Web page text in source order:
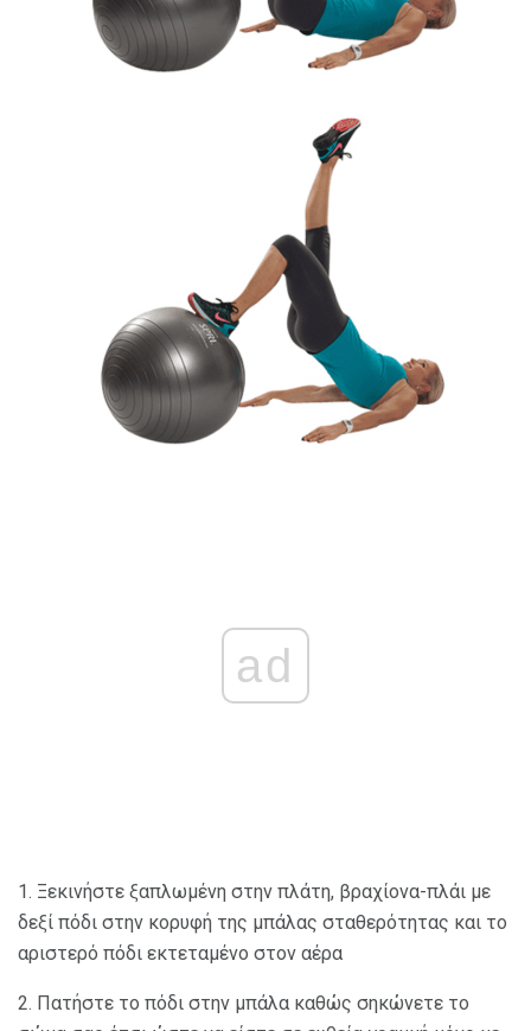
ad
1. Ξεκινήστε ξαπλωμένη στην πλάτη, βραχίονα-πλάι με
δεξί πόδι στην κορυφή της μπάλας σταθερότητας και το
αριστερό πόδι εκτεταμένο στον αέρα
2. Πατήστε το πόδι στην μπάλα καθώς σηκώνετε το